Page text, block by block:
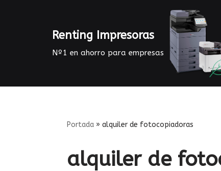
Renting Impresoras
Nº1 en ahorro para empresas
Portada »alquiler de fotocopiadoras
alquiler de